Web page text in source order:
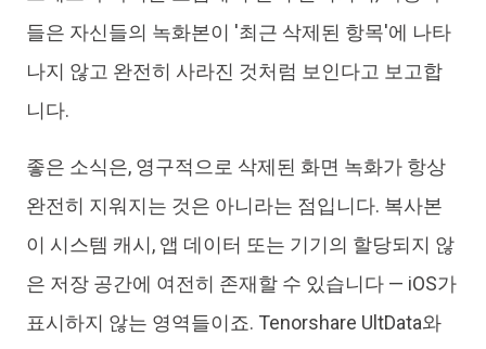
들은 자신들의 녹화본이 '최근 삭제된 항목'에 나타
나지 않고 완전히 사라진 것처럼 보인다고 보고합
니다.
좋은 소식은, 영구적으로 삭제된 화면 녹화가 항상
완전히 지워지는 것은 아니라는 점입니다. 복사본
이 시스템 캐시, 앱 데이터 또는 기기의 할당되지 않
은 저장 공간에 여전히 존재할 수 있습니다 — iOS가
표시하지 않는 영역들이죠. Tenorshare UltData와